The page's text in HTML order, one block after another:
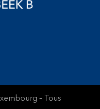
– Tous